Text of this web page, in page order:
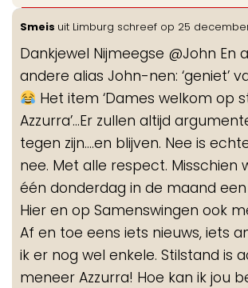
Smeis uit Limburg schreef op 25
Dankjewel Nijmeegse @John En
andere alias John-nen: ‘geniet’
Het item ‘Dames welkom op
Azzurra’…Er zullen altijd
tegen zijn….en blijven. Nee is
nee. Met alle respect. Misschien
één donderdag in de maand
Hier en op Samenswingen ook
Af en toe eens iets nieuws, iets
ik er nog wel enkele. Stilstand is
meneer Azzurra! Hoe kan ik jou